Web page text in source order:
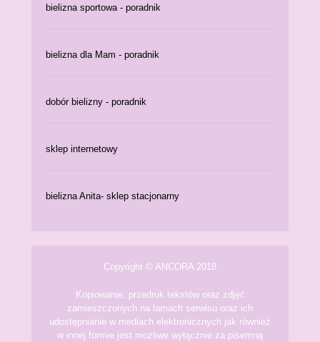
bielizna sportowa - poradnik
bielizna dla Mam - poradnik
dobór bielizny - poradnik
sklep internetowy
bielizna Anita- sklep stacjonarny
Copyright © ANCORA 2018
Kopiowanie, przedruk tekstów oraz zdjęć
zamieszczonych na łamach serwisu oraz ich
udostępnianie w mediach elektronicznych jak również
w innej formie jest możliwe wyłącznie za pisemną